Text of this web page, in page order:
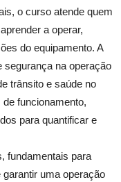
o curso atende quem
a operar,
do equipamento. A
segurança na operação
trânsito e saúde no
funcionamento,
para quantificar e
fundamentais para
uma operação